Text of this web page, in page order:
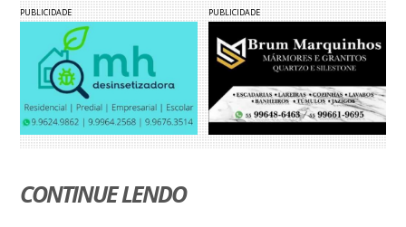
PUBLICIDADE PUBLICIDADE
CONTINUE LENDO